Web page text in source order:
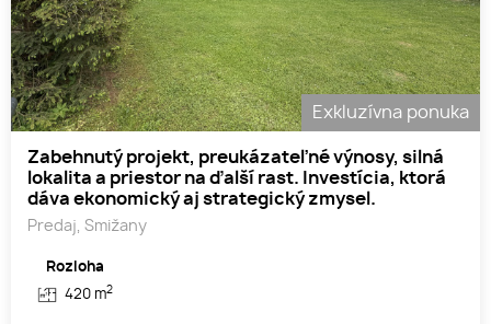
Exkluzívna ponuka
Zabehnutý projekt, preukázateľné výnosy, silná
lokalita a priestor na ďalší rast. Investícia, ktorá
dáva ekonomický aj strategický zmysel.
Predaj, Smižany
Rozloha
420 m2